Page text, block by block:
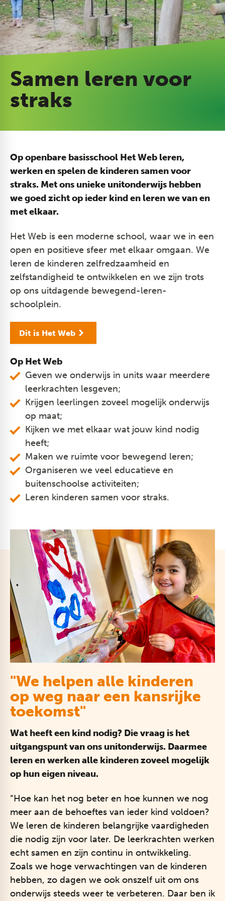
Samen leren voor
straks
Op openbare basisschool Het Web leren,
werken en spelen de kinderen samen voor
straks. Met ons unieke unitonderwijs hebben
we goed zicht op ieder kind en leren we van en
met elkaar.
Het Web is een moderne school, waar we in een
open en positieve sfeer met elkaar omgaan. We
leren de kinderen zelfredzaamheid en
zelfstandigheid te ontwikkelen en we zijn trots
op ons uitdagende bewegend-leren-
schoolplein.
Dit is Het Web
Op Het Web
Geven we onderwijs in units waar meerdere
leerkrachten lesgeven;
Krijgen leerlingen zoveel mogelijk onderwijs
op maat;
Kijken we met elkaar wat jouw kind nodig
heeft;
Maken we ruimte voor bewegend leren;
Organiseren we veel educatieve en
buitenschoolse activiteiten;
Leren kinderen samen voor straks.
"We helpen alle kinderen
op weg naar een kansrijke
toekomst"
Wat heeft een kind nodig? Die vraag is het
uitgangspunt van ons unitonderwijs. Daarmee
leren en werken alle kinderen zoveel mogelijk
op hun eigen niveau.
“Hoe kan het nog beter en hoe kunnen we nog
meer aan de behoeftes van ieder kind voldoen?
We leren de kinderen belangrijke vaardigheden
die nodig zijn voor later. De leerkrachten werken
echt samen en zijn continu in ontwikkeling.
Zoals we hoge verwachtingen van de kinderen
hebben, zo dagen we ook onszelf uit om ons
onderwijs steeds weer te verbeteren. Daar ben ik